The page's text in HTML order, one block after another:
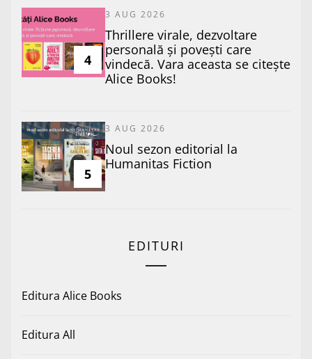
4
3 AUG 2026
Thrillere virale, dezvoltare
personală și povești care
vindecă. Vara aceasta se citește
Alice Books!
5
3 AUG 2026
​Noul sezon editorial la
Humanitas Fiction
EDITURI
Editura Alice Books
Editura All